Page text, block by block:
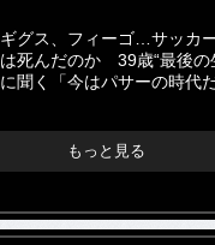
ギグス、フィーゴ…サッカ
は死んだのか 39歳“最後の
に聞く「今はパサーの時代
もっと見る